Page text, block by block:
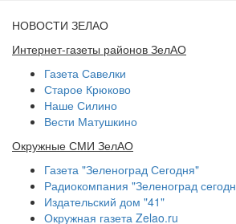
НОВОСТИ ЗЕЛАО
Интернет-газеты районов ЗелАО
Газета Савелки
Старое Крюково
Наше Силино
Вести Матушкино
Окружные СМИ ЗелАО
Газета "Зеленоград Сегодня"
Радиокомпания "Зеленоград
Издательский дом "41"
Окружная газета Zelao.ru